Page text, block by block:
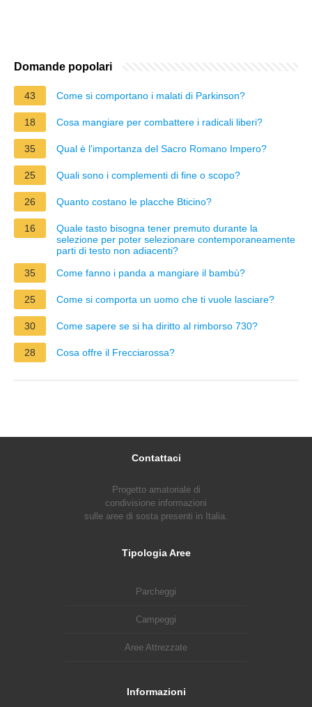
Domande popolari
43 Come si comportano i malati di Parkinson?
18 Cosa mangiare per combattere i radicali liberi?
35 Qual è l'importanza del Sacro Romano Impero?
25 Quali sono i complementi di fine o scopo?
26 Quanto costano le placche Bticino?
16
Quale tasto bisogna tener premuto durante la
selezione per poter selezionare contemporaneamente
parti di testo non adiacenti?
35
Come fanno i panda a mangiare il bambù?
25 Come si comporta un uomo che ti vuole lasciare?
30 Come sapere se si ha diritto al rimborso 730?
28 Cosa offre il Frecciarossa?
Contattaci
Progetto amatoriale di
condivisione informazioni
sulle aree di sosta presenti in Italia.
Tipologia Aree
Parcheggi
Campeggi
Aree Attrezzate
Informazioni